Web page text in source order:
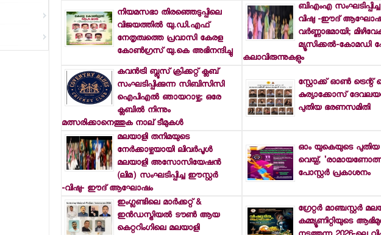
നിയമസഭാ തിരഞ്ഞെടുപ്പിലെ
വിജയത്തില്‍ യു.ഡി.എഫ്
നേതൃത്വത്തെ പ്രവാസി കേരള
കോണ്‍ഗ്രസ് യു.കെ അഭിനന്ദിച്ചു
ബിഎംഎ
വിഷു -ഈദ്
വര്‍ണ്ണാഭമായി;
മ്യൂസിക്കല്‍-കോമഡി
കലാവിരുന്നുകളും
കവന്‍ട്രി ബ്ലൂസ് ക്രിക്കറ്റ് ക്ലബ്
സംഘടിപ്പിക്കുന്ന സിബിസിസി
ഐപിഎല്‍ ഞായറാഴ്ച; ഒരേ
ക്ലബില്‍ നിന്നും
മത്സരിക്കാനെത്തുക നാല് ടീമുകള്‍
സ്റ്റോക്ക് ഓണ്‍ ട്രെന്റ്
കുര്യാക്കോസ്
പുതിയ ഭരണസമിതി
മലയാളി തനിമയുടെ
നേര്‍ക്കാഴ്ചയായി ലിവര്‍പൂള്‍
മലയാളി അസോസിയേഷന്‍
(ലിമ) സംഘടിപ്പിച്ച ഈസ്റ്റര്‍
-വിഷു- ഈദ് ആഘോഷം
ഓം യുകെയുടെ
വെയ്പ്,
പോസ്റ്റര്‍ പ്രകാശനം
ഇംഗ്ലണ്ടിലെ മാര്‍ക്കറ്റ് &
ഇന്‍ഡസ്ട്രിയല്‍ ടൗണ്‍ ആയ
കെറ്ററിംഗിലെ മലയാളി
ഗ്രേറ്റര്‍ മാഞ്ചസ്റ്റര്‍
കമ്മ്യൂണിറ്റിയുടെ